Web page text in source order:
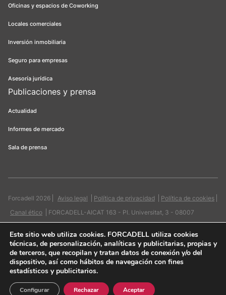
Oficinas y espacios de Coworking
Locales comerciales
Inversión inmobiliaria
Seguro para empresas
Asesoría jurídica
Publicaciones y prensa
Actualidad
Informes de mercado
Sala de prensa
Forcadell 2026 Aviso legal Política de privacidad
Política de cookies
Canal ético
FORCADELL-AICAT 163 - Pl. Universitat, 3 - 08007
Quiero contactar
Este sitio web utiliza cookies. FORCADELL utiliza cookies
técnicas, de personalización, analíticas y publicitarias, propias y
de terceros, que recopilan y tratan datos de conexión y/o del
dispositivo, así como hábitos de navegación con fines
estadísticos y publicitarios.
Aceptar
Rechazar
Configurar